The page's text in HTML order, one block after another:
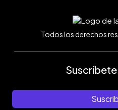
Todos los derechos